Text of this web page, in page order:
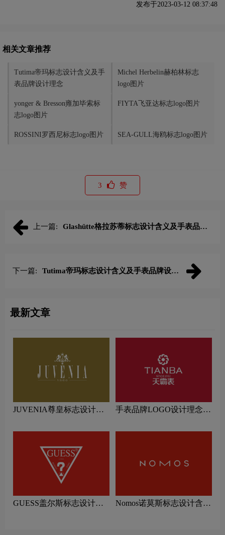
发布于2023-03-12 08:37:48
相关文章推荐
Tutima帝玛标志设计含义及手
表品牌设计理念
Michel Herbelin赫柏林标志
logo图片
yonger & Bresson雍加毕索标
志logo图片
FIYTA飞亚达标志logo图片
ROSSINI罗西尼标志logo图片 SEA-GULL海鸥标志logo图片
3 赞
上一篇:
Glashütte格拉苏蒂标志设计含义及手表品牌
下一篇:
Tutima帝玛标志设计含义及手表品牌设计
最新文章
JUVENIA尊皇标志设计含
手表品牌LOGO设计理念解
GUESS盖尔斯标志设计含
Nomos诺莫斯标志设计含义